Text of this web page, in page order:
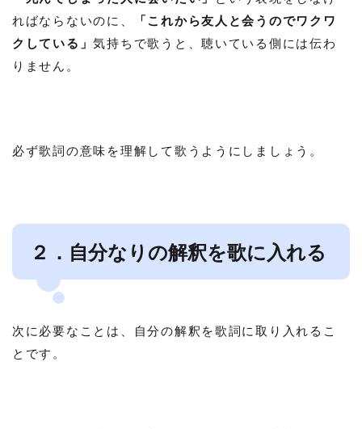
ればならないのに、
「これから友人と会うのでワクワ
クしている」気持ちで歌うと、聴いている側には伝わ
りません。
必ず歌詞の意味を理解して歌うようにしましょう。
２．自分なりの解釈を歌に入れる
次に必要なことは、
自分の解釈を歌詞に取り入れるこ
とです。